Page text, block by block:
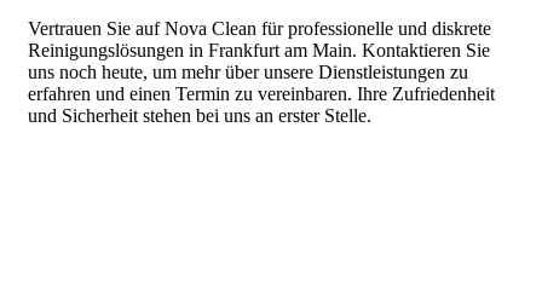
Vertrauen Sie auf Nova Clean für professionelle und diskrete
Reinigungslösungen in Frankfurt am Main. Kontaktieren Sie
uns noch heute, um mehr über unsere Dienstleistungen zu
erfahren und einen Termin zu vereinbaren. Ihre Zufriedenheit
und Sicherheit stehen bei uns an erster Stelle.